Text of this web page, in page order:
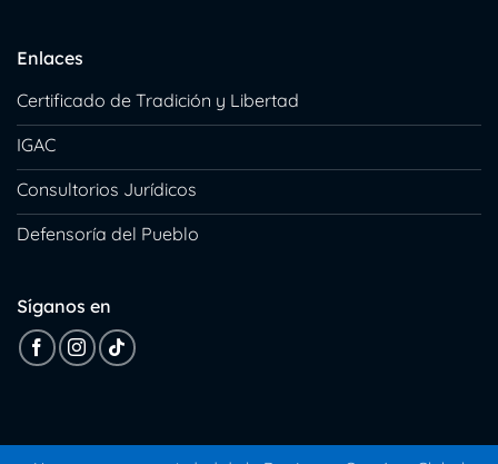
Enlaces
Certificado de Tradición y Libertad
IGAC
Consultorios Jurídicos
Defensoría del Pueblo
Síganos en